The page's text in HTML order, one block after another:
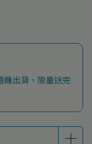
機出貨，限量送完